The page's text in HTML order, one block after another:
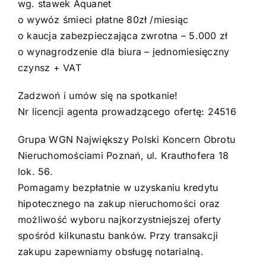
wg. stawek Aquanet
o wywóz śmieci płatne 80zł /miesiąc
o kaucja zabezpieczająca zwrotna – 5.000 zł
o wynagrodzenie dla biura – jednomiesięczny
czynsz + VAT
Zadzwoń i umów się na spotkanie!
Nr licencji agenta prowadzącego ofertę: 24516
Grupa WGN Największy Polski Koncern Obrotu
Nieruchomościami Poznań, ul. Krauthofera 18
lok. 56.
Pomagamy bezpłatnie w uzyskaniu kredytu
hipotecznego na zakup nieruchomości oraz
możliwość wyboru najkorzystniejszej oferty
spośród kilkunastu banków. Przy transakcji
zakupu zapewniamy obsługę notarialną.